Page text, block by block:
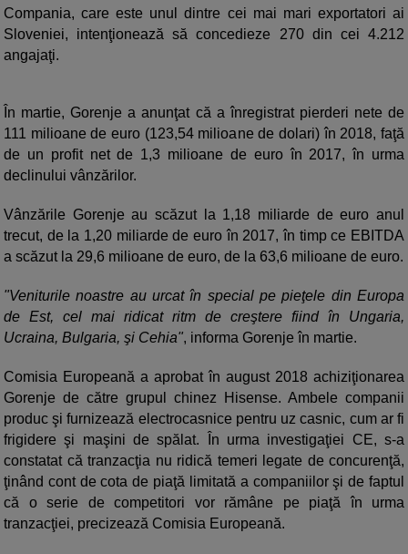
Compania, care este unul dintre cei mai mari exportatori ai
Sloveniei, intenţionează să concedieze 270 din cei 4.212
angajaţi.
În martie, Gorenje a anunţat că a înregistrat pierderi nete de
111 milioane de euro (123,54 milioane de dolari) în 2018, faţă
de un profit net de 1,3 milioane de euro în 2017, în urma
declinului vânzărilor.
Vânzările Gorenje au scăzut la 1,18 miliarde de euro anul
trecut, de la 1,20 miliarde de euro în 2017, în timp ce EBITDA
a scăzut la 29,6 milioane de euro, de la 63,6 milioane de euro.
"Veniturile noastre au urcat în special pe pieţele din Europa
de Est, cel mai ridicat ritm de creştere fiind în Ungaria,
Ucraina, Bulgaria, şi Cehia", informa Gorenje în martie.
Comisia Europeană a aprobat în august 2018 achiziţionarea
Gorenje de către grupul chinez Hisense. Ambele companii
produc şi furnizează electrocasnice pentru uz casnic, cum ar fi
frigidere şi maşini de spălat. În urma investigaţiei CE, s-a
constatat că tranzacţia nu ridică temeri legate de concurenţă,
ţinând cont de cota de piaţă limitată a companiilor şi de faptul
că o serie de competitori vor rămâne pe piaţă în urma
tranzacţiei, precizează Comisia Europeană.